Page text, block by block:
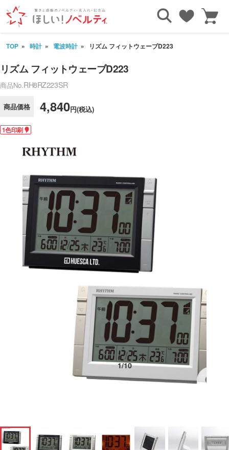
TOP 時計 電波時計 リズム フィットウェーブD223
リズム フィットウェーブD223
商品No.RH8RZ223SR
商品価格 4,840円(税込)
1色印刷
1/10